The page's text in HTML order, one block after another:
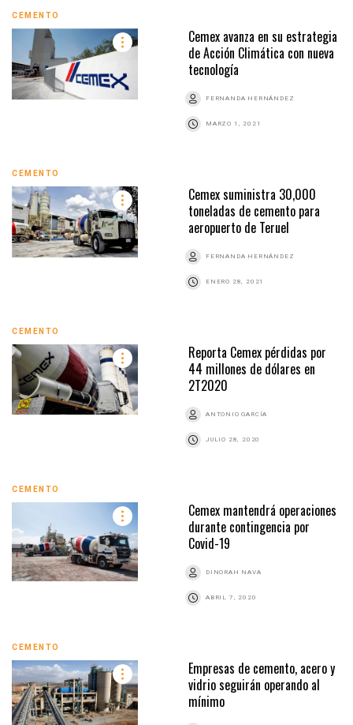
CEMENTO
Cemex avanza en su estrategia
de Acción Climática con nueva
tecnología
FERNANDA HERNÁNDEZ
MARZO 1, 2021
CEMENTO
Cemex suministra 30,000
toneladas de cemento para
aeropuerto de Teruel
FERNANDA HERNÁNDEZ
ENERO 28, 2021
CEMENTO
Reporta Cemex pérdidas por
44 millones de dólares en
2T2020
ANTONIO GARCÍA
JULIO 28, 2020
CEMENTO
Cemex mantendrá operaciones
durante contingencia por
Covid-19
DINORAH NAVA
ABRIL 7, 2020
CEMENTO
Empresas de cemento, acero y
vidrio seguirán operando al
mínimo